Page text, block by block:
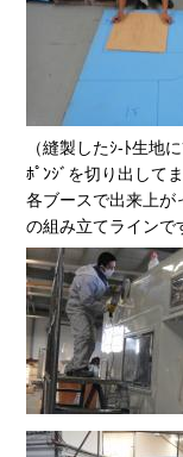
（縫製したｼ-ﾄ生地
ﾎﾟﾝｼﾞを切り出してま
各ブースで出来上が
の組み立てラインで